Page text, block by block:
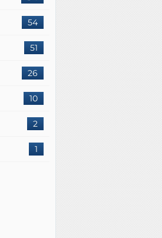
54
51
26
10
2
1